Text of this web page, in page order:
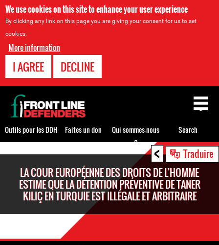
We use cookies on this site to enhance your user experience
By clicking any link on this page you are giving your consent for us to set
cookies.
More information
I AGREE DECLINE
< Traduire
LA COUR EUROPÉENNE DES DROITS DE L’HOMME
ESTIME QUE LA DÉTENTION PRÉVENTIVE DE TANER
KILIÇ EN TURQUIE EST ILLÉGALE ET ARBITRAIRE
Back
to
top
Outils pour les DDH Faites un don
Qui sommes-nous
?
Search